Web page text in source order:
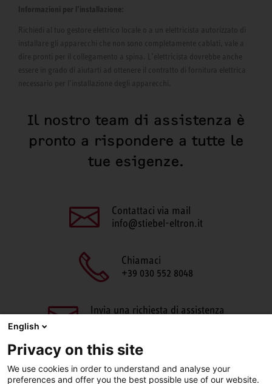
Informazioni per l’installazione:
Richiedi al tuo gestore elettrico locale o a un elettricista autorizzato di
installare gli apparecchi che non sono completamente cablati, vale a
dire pronti per il collegamento a spina. L’elettricista dovrebbe anche
essere in grado di aiutarti ad ottenere il contratto di fornitura elettrica
necessario per l’installazione degli apparecchi.
Il nostro team di assistenza è
pronto a rispondere a tutte le
tue esigenze.
Contattaci via mail
info@stiebel-eltron.it
Chiamaci
+39 030 552 8048
Invia una richiesta di assistenza
English
Privacy on this site
We use cookies in order to understand and analyse your
preferences and offer you the best possible use of our website.